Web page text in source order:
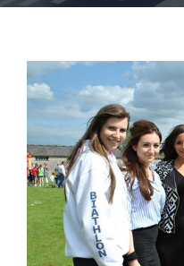
合作伙伴
体验中心